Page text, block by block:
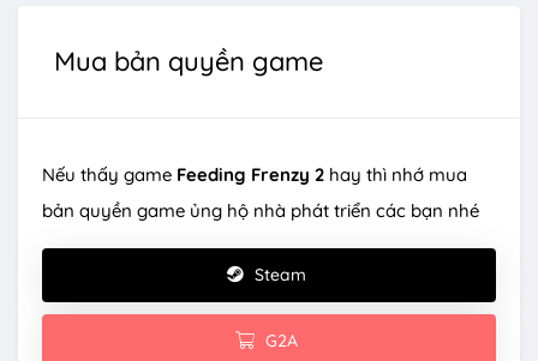
Mua bản quyền game
Nếu thấy game Feeding Frenzy 2 hay thì nhớ mua
bản quyền game ủng hộ nhà phát triển các bạn nhé
Steam
G2A